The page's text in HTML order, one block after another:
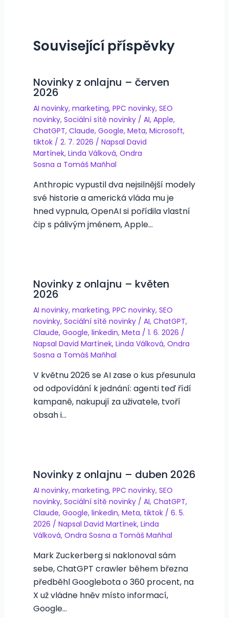
Související příspěvky
Novinky z onlajnu – červen
2026
AI novinky, marketing, PPC novinky, SEO
novinky, Sociální sítě novinky/ AI, Apple,
ChatGPT, Claude, Google, Meta, Microsoft,
tiktok/ 2. 7. 2026 / Napsal David
Martínek, Linda Válková, Ondra
Sosna a Tomáš Maňhal
Anthropic vypustil dva nejsilnější modely
své historie a americká vláda mu je
hned vypnula, OpenAI si pořídila vlastní
čip s pálivým jménem, Apple…
Novinky z onlajnu – květen
2026
AI novinky, marketing, PPC novinky, SEO
novinky, Sociální sítě novinky/ AI, ChatGPT,
Claude, Google, linkedin, Meta / 1. 6. 2026 /
Napsal David Martínek, Linda Válková, Ondra
Sosna a Tomáš Maňhal
V květnu 2026 se AI zase o kus přesunula
od odpovídání k jednání: agenti teď řídí
kampaně, nakupují za uživatele, tvoří
obsah i…
Novinky z onlajnu – duben 2026
AI novinky, marketing, PPC novinky, SEO
novinky, Sociální sítě novinky/ AI, ChatGPT,
Claude, Google, linkedin, Meta, tiktok/ 6. 5.
2026 / Napsal David Martínek, Linda
Válková, Ondra Sosna a Tomáš Maňhal
Mark Zuckerberg si naklonoval sám
sebe, ChatGPT crawler během března
předběhl Googlebota o 360 procent, na
X už vládne hněv místo informací,
Google…